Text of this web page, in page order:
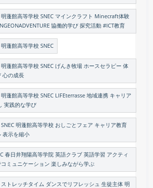
蓬館高等学校 SNEC マインクラフト Minecraft体験
協働的学び 探究活動 #ICT教育
蓬館高等学校 SNEC
蓬館高等学校 SNEC げんき牧場 ホースセラピー 体
心の成長
蓬館高等学校 SNEC LIFEterrasse 地域連携 キャリア
実践的な学び
明蓬館高等学校 おしごとフェア キャリア教育
表示を縮小
春日井翔陽高等学院 英語クラブ 英語学習 アクティ
ミュニケーション 楽しみながら学ぶ
トレッチタイム ダンスでリフレッシュ 生徒主体 明